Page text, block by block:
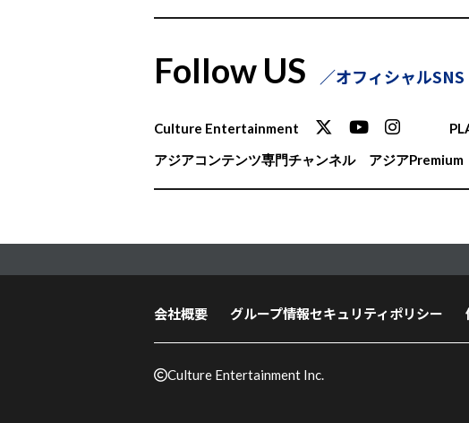
Follow US オフィシャルSNS
Culture Entertainment
アジアコンテンツ専門チャンネル
アジアPremium
会社概要 グループ情報セキュリティポリシー
Culture Entertainment Inc.